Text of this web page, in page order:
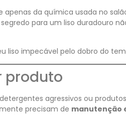
da química usada no
para um liso duradouro
liso impecável pelo dobro do
produto
agressivos ou
precisam de manutenção